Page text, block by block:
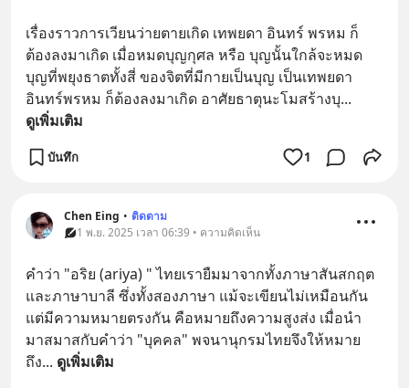
เรื่องราวการเวียนว่ายตายเกิด เทพยดา อินทร์ พรหม ก็
ต้องลงมาเกิด เมื่อหมดบุญกุศล หรือ บุญนั้นใกล้จะหมด
บุญที่พยุงธาตทั้งสี่ ของจิตที่มีกายเป็นบุญ เป็นเทพยดา
อินทร์พรหม ก็ต้องลงมาเกิด อาศัยธาตุนะโมสร้างบุ...
ดูเพิ่มเติม
บันทึก 1
Chen Eing • ติดตาม
1 พ.ย. 2025 เวลา 06:39 • ความคิดเห็น
คำว่า "อริย (ariya) " ไทยเรายืมมาจากทั้งภาษาสันสกฤต
และภาษาบาลี ซึ่งทั้งสองภาษา แม้จะเขียนไม่เหมือนกัน
แต่มีความหมายตรงกัน คือหมายถึงความสูงส่ง เมื่อนำ
มาสมาสกับคำว่า "บุคคล" พจนานุกรมไทยจึงให้หมาย
ถึง... ดูเพิ่มเติม